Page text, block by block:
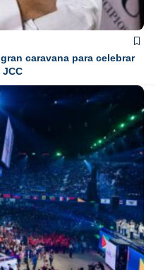
caravana para celebrar
JCC